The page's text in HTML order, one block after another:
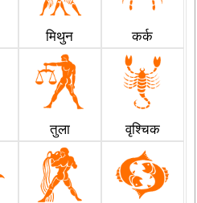
मिथुन कर्क
तुला वृश्चिक